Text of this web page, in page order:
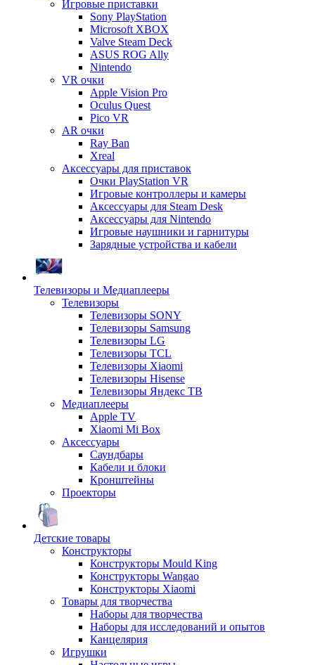
Игровые приставки
Sony PlayStation
Microsoft XBOX
Valve Steam Deck
ASUS ROG Ally
Nintendo
VR очки
Apple Vision Pro
Oculus Quest
Pico VR
AR очки
Ray Ban
Xreal
Аксессуары для приставок
Очки PlayStation VR
Игровые контроллеры и камеры
Аксессуары для Steam Desk
Аксессуары для Nintendo
Игровые наушники и гарнитуры
Зарядные устройства и кабели
Телевизоры и Медиаплееры
Телевизоры
Телевизоры SONY
Телевизоры Samsung
Телевизоры LG
Телевизоры TCL
Телевизоры Xiaomi
Телевизоры Hisense
Телевизоры Яндекс ТВ
Медиаплееры
Apple TV
Xiaomi Mi Box
Аксессуары
Саундбары
Кабели и блоки
Кронштейны
Проекторы
Детские товары
Конструкторы
Конструкторы Mould King
Конструкторы Wangao
Конструкторы Xiaomi
Товары для творчества
Наборы для творчества
Наборы для исследований и опытов
Канцелярия
Игрушки